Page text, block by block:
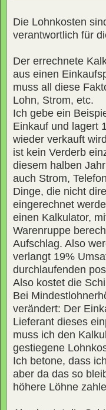
Die Lohnkosten
verantwortlich für
Der errechnete
aus einen
muss all diese
Lohn, Strom, etc.
Ich gebe ein
Einkauf und lagert
wieder verkauft
ist kein Verderb
diesem halben
auch Strom,
Dinge, die nicht
eingerechnet
einen Kalkulator,
Warenruppe
Aufschlag. Also
verlangt 19%
durchlaufenden
Also kostet die
Bei
verändert: Der
Lieferant dieses
muss ich den
gestiegene
Ich betone, dass
aber da das so
höhere Löhne